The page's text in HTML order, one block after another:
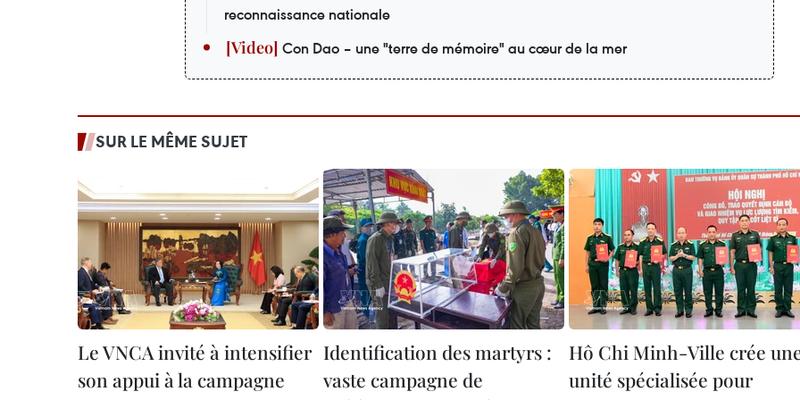
reconnaissance nationale
Con Dao – une "terre de mémoire" au cœur de la mer
SUR LE MÊME SUJET
Le VNCA invité à intensifier
son appui à la campagne
Identification des martyrs :
vaste campagne de
Hô Chi Minh-Ville crée
unité spécialisée pour